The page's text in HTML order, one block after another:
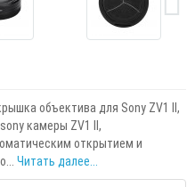
объектива для Sony ZV1 II,
камеры ZV1 II,
открытием и
Читать далее...